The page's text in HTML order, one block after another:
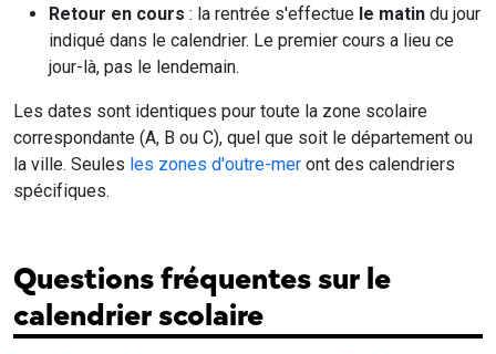
Retour en cours : la rentrée s'effectue le matin du jour
indiqué dans le calendrier. Le premier cours a lieu ce
jour-là, pas le lendemain.
Les dates sont identiques pour toute la zone scolaire
correspondante (A, B ou C), quel que soit le département ou
la ville. Seules les zones d'outre-mer ont des calendriers
spécifiques.
Questions fréquentes sur le
calendrier scolaire